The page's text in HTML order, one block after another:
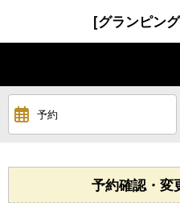
[グランピン
予約
予約確認・変